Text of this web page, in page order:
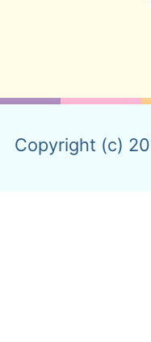
Copyright (c)